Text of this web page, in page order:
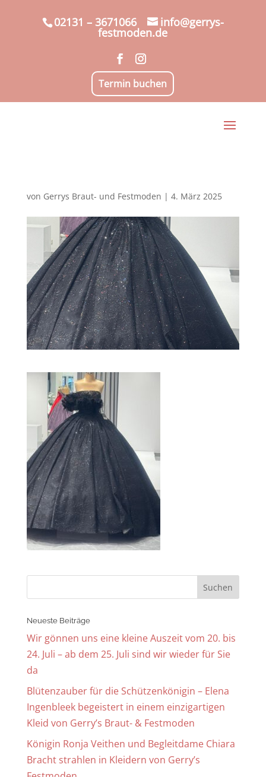
02131 – 3671066 info@gerrys-
festmoden.de
Termin buchen
von Gerrys Braut- und Festmoden | 4. März 2025
Neueste Beiträge
Wir gönnen uns eine kleine Auszeit vom 20. bis
24. Juli – ab dem 25. Juli sind wir wieder für Sie
da
Blütenzauber für die Schützenkönigin – Elena
Ingenbleek begeistert in einem einzigartigen
Kleid von Gerry’s Braut- & Festmoden
Königin Ronja Veithen und Begleitdame Chiara
Bracht strahlen in Kleidern von Gerry’s